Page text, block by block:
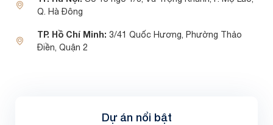
Q. Hà Đông
TP. Hồ Chí Minh: 3/41 Quốc Hương, Phường Thảo
Điền, Quận 2
Dự án nổi bật